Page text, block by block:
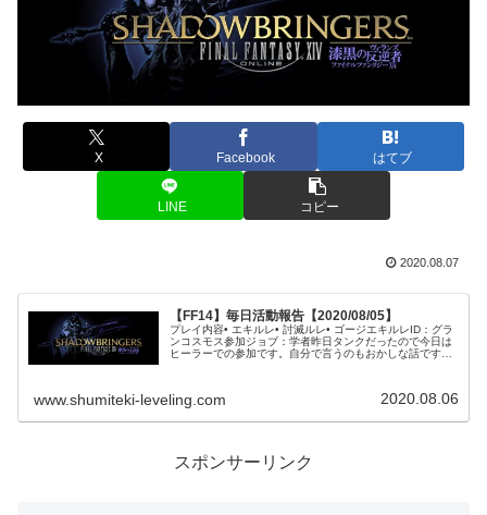
X Facebook はてブ
LINE コピー
2020.08.07
【FF14】毎日活動報告【2020/08/05】
プレイ内容• エキルレ• 討滅ルレ• ゴージエキルレID：グラ
ンコスモス参加ジョブ：学者昨日タンクだったので今日は
ヒーラーでの参加です。自分で言うのもおかしな話です
www.shumiteki-leveling.com 2020.08.06
スポンサーリンク